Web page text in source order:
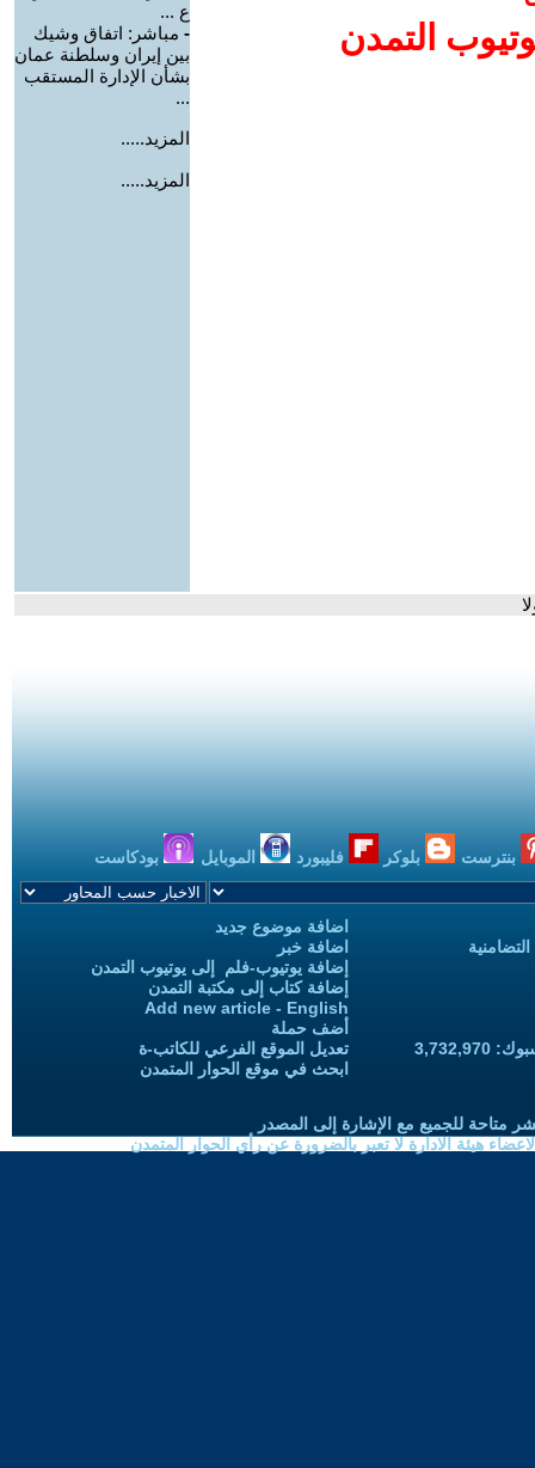
التمدن
ع ...
- مباشر: اتفاق وشيك
بين إيران وسلطنة عمان
بشأن الإدارة المستقب
...
المزيد.....
المزيد.....
بنترست بلوكر فليبورد الموبايل بودكاست
اضافة موضوع جديد
اضافة خبر
إضافة يوتيوب-فلم إلى يوتيوب التمدن
إضافة كتاب إلى مكتبة التمدن
Add new article - English
أضف حملة
تعديل الموقع الفرعي للكاتب-ة
ابحث في موقع الحوار المتمدن
متاحة للجميع مع الإشارة إلى المصدر
هيئة الادارة لا تعبر بالضرورة عن رأي الحوار المتمدن